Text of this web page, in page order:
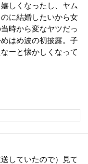
しくなったし、ヤム
に結婚したいから女
時から変なヤツだっ
はめ波の初披露。子
ーと懐かしくなって
していたので）見て